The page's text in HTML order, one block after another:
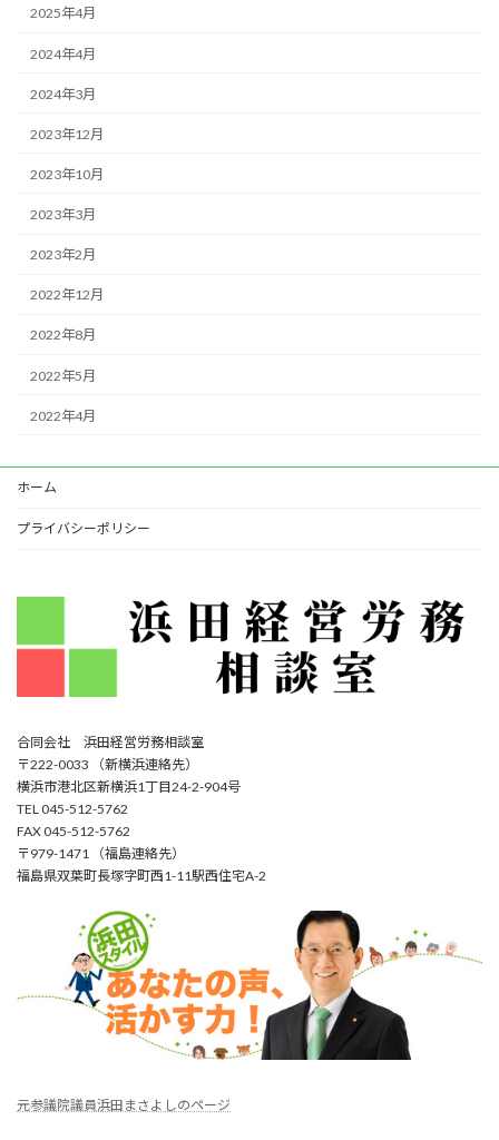
2025年4月
2024年4月
2024年3月
2023年12月
2023年10月
2023年3月
2023年2月
2022年12月
2022年8月
2022年5月
2022年4月
ホーム
プライバシーポリシー
合同会社 浜田経営労務相談室
〒222-0033 （新横浜連絡先）
横浜市港北区新横浜1丁目24-2-904号
TEL 045-512-5762
FAX 045-512-5762
〒979-1471 （福島連絡先）
福島県双葉町長塚字町西1-11駅西住宅A-2
元参議院議員浜田まさよしのページ